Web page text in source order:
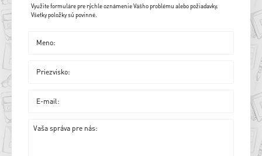
Využite formuláre pre rýchle oznámenie Vášho problému alebo požiadavky.
Všetky položky sú povinné.